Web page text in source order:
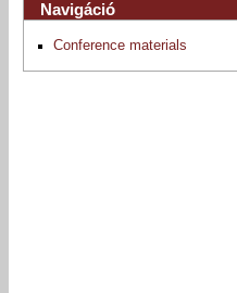
Navigáció
Conference materials